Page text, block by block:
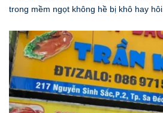
trong mềm ngọt không hề bị khô hay hôi.